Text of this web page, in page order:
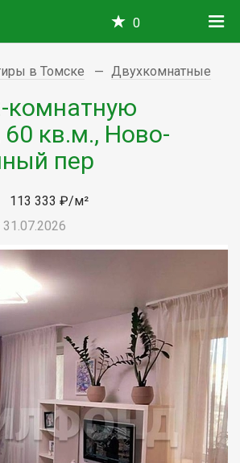
0
в Томске Двухкомнатные
комнатную
60 кв.м., Ново-
пер
113 333 ₽/м²